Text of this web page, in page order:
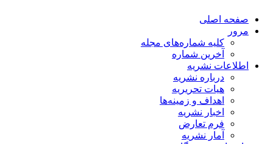
صفحه اصلی
مرور
کلیه شماره‌های مجله
آخرین شماره
اطلاعات نشریه
درباره نشریه
هیات تحریریه
اهداف و زمینه‌ها
اخبار نشریه
فرم تعارض
آمار نشریه